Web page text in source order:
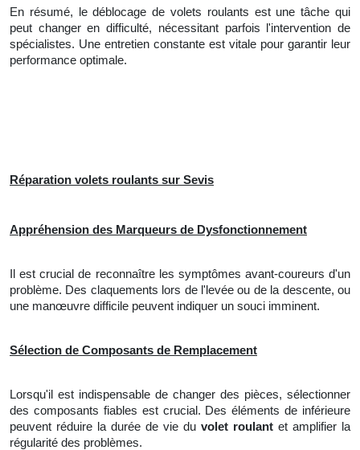
En résumé, le déblocage de volets roulants est une tâche qui
peut changer en difficulté, nécessitant parfois l'intervention de
spécialistes. Une entretien constante est vitale pour garantir leur
performance optimale.
Réparation volets roulants sur Sevis
Appréhension des Marqueurs de Dysfonctionnement
Il est crucial de reconnaître les symptômes avant-coureurs d'un
problème. Des claquements lors de l'levée ou de la descente, ou
une manœuvre difficile peuvent indiquer un souci imminent.
Sélection de Composants de Remplacement
Lorsqu'il est indispensable de changer des pièces, sélectionner
des composants fiables est crucial. Des éléments de inférieure
peuvent réduire la durée de vie du volet roulant et amplifier la
régularité des problèmes.